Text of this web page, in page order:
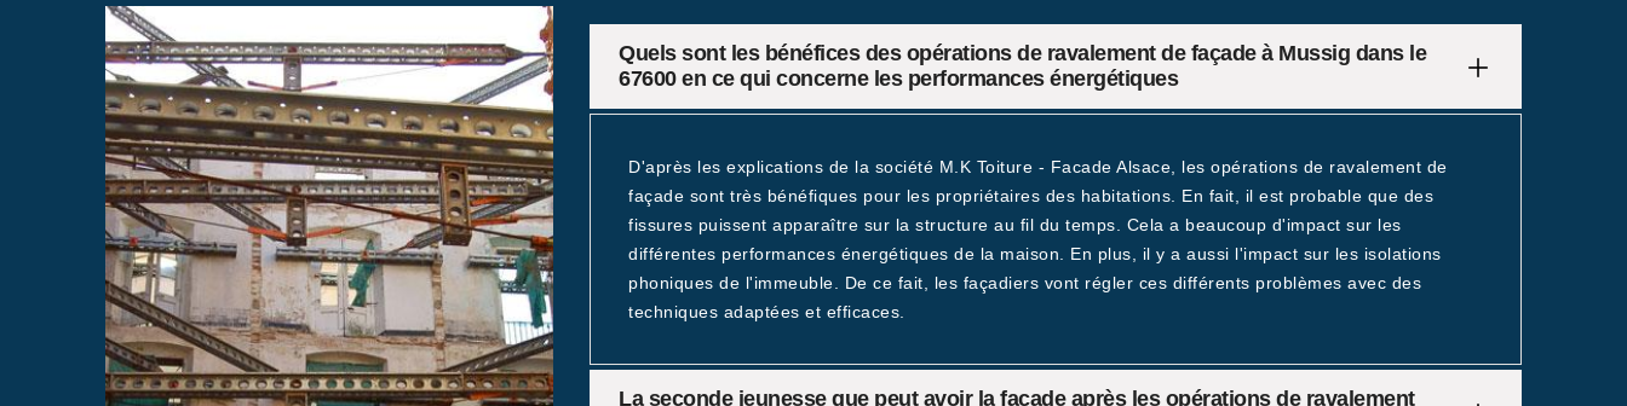
Quels sont les bénéfices des opérations de ravalement de façade à Mussig dans le
67600 en ce qui concerne les performances énergétiques
D'après les explications de la société M.K Toiture - Facade Alsace, les opérations de ravalement de
façade sont très bénéfiques pour les propriétaires des habitations. En fait, il est probable que des
fissures puissent apparaître sur la structure au fil du temps. Cela a beaucoup d'impact sur les
différentes performances énergétiques de la maison. En plus, il y a aussi l'impact sur les isolations
phoniques de l'immeuble. De ce fait, les façadiers vont régler ces différents problèmes avec des
techniques adaptées et efficaces.
La seconde jeunesse que peut avoir la façade après les opérations de ravalement